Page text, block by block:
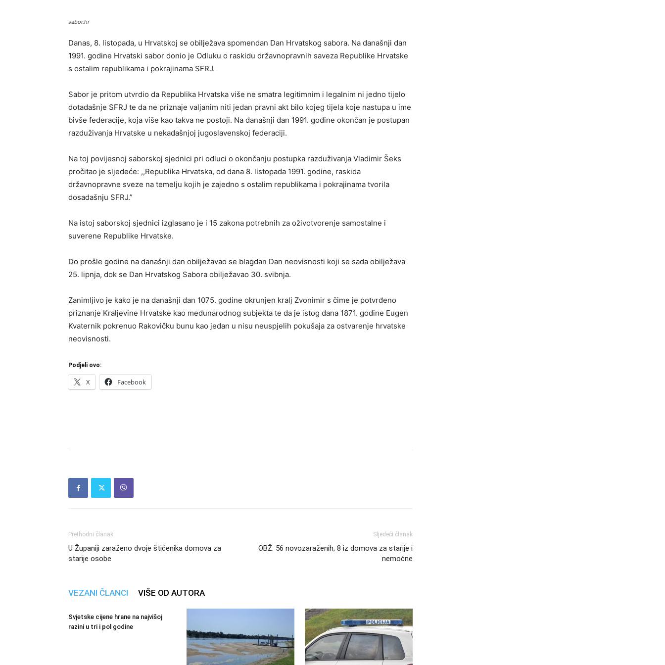
sabor.hr
Danas, 8. listopada, u Hrvatskoj se obilježava spomendan Dan Hrvatskog sabora. Na današnji dan
1991. godine Hrvatski sabor donio je Odluku o raskidu državnopravnih saveza Republike Hrvatske
s ostalim republikama i pokrajinama SFRJ.
Sabor je pritom utvrdio da Republika Hrvatska više ne smatra legitimnim i legalnim ni jedno tijelo
dotadašnje SFRJ te da ne priznaje valjanim niti jedan pravni akt bilo kojeg tijela koje nastupa u ime
bivše federacije, koja više kao takva ne postoji. Na današnji dan 1991. godine okončan je postupan
razduživanja Hrvatske u nekadašnjoj jugoslavenskoj federaciji.
Na toj povijesnoj saborskoj sjednici pri odluci o okončanju postupka razduživanja Vladimir Šeks
pročitao je sljedeće: ,,Republika Hrvatska, od dana 8. listopada 1991. godine, raskida
državnopravne sveze na temelju kojih je zajedno s ostalim republikama i pokrajinama tvorila
dosadašnju SFRJ.”
Na istoj saborskoj sjednici izglasano je i 15 zakona potrebnih za oživotvorenje samostalne i
suverene Republike Hrvatske.
Do prošle godine na današnji dan obilježavao se blagdan Dan neovisnosti koji se sada obilježava
25. lipnja, dok se Dan Hrvatskog Sabora obilježavao 30. svibnja.
Zanimljivo je kako je na današnji dan 1075. godine okrunjen kralj Zvonimir s čime je potvrđeno
priznanje Kraljevine Hrvatske kao međunarodnog subjekta te da je istog dana 1871. godine Eugen
Kvaternik pokrenuo Rakovičku bunu kao jedan u nisu neuspjelih pokušaja za ostvarenje hrvatske
neovisnosti.
Podjeli ovo:
X Facebook
Prethodni članak
U Županiji zaraženo dvoje štićenika domova za
starije osobe
Sljedeći članak
OBŽ: 56 novozaraženih, 8 iz domova za starije i
nemoćne
VEZANI ČLANCI VIŠE OD AUTORA
Svjetske cijene hrane na najvišoj
razini u tri i pol godine